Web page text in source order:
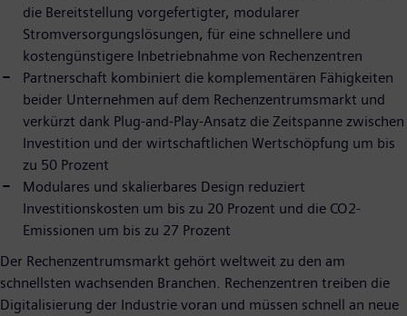
die Bereitstellung vorgefertigter, modularer
Stromversorgungslösungen, für eine schnellere und
kostengünstigere Inbetriebnahme von Rechenzentren
Partnerschaft kombiniert die komplementären Fähigkeiten
beider Unternehmen auf dem Rechenzentrumsmarkt und
verkürzt dank Plug-and-Play-Ansatz die Zeitspanne zwischen
Investition und der wirtschaftlichen Wertschöpfung um bis
zu 50 Prozent
Modulares und skalierbares Design reduziert
Investitionskosten um bis zu 20 Prozent und die CO2-
Emissionen um bis zu 27 Prozent
Der Rechenzentrumsmarkt gehört weltweit zu den am
schnellsten wachsenden Branchen. Rechenzentren treiben die
Digitalisierung der Industrie voran und müssen schnell an neue